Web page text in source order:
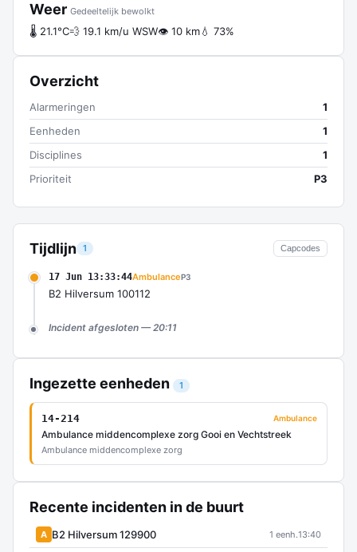
Tijdlijn 1 Capcodes
17 Jun 13:33:44AmbulanceP3
B2 Hilversum 100112
Incident afgesloten — 20:11
Ingezette eenheden 1
14-214 Ambulance
Ambulance middencomplexe zorg Gooi en Vechtstreek
Ambulance middencomplexe zorg
Recente incidenten in de buurt
A B2 Hilversum 129900 1 eenh.13:40
Weer Gedeeltelijk bewolkt
🌡 21.1°C💨 19.1 km/u WSW👁 10 km💧 73%
Overzicht
Alarmeringen
1
Eenheden
1
Disciplines
1
Prioriteit
P3